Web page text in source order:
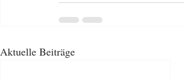
Aktuelle Beiträge